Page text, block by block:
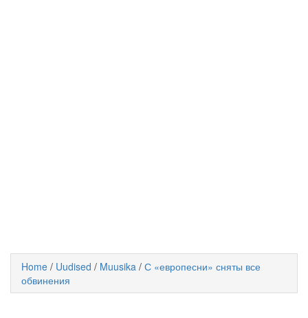
Home / Uudised / Muusika / С «европесни» сняты все
обвинения